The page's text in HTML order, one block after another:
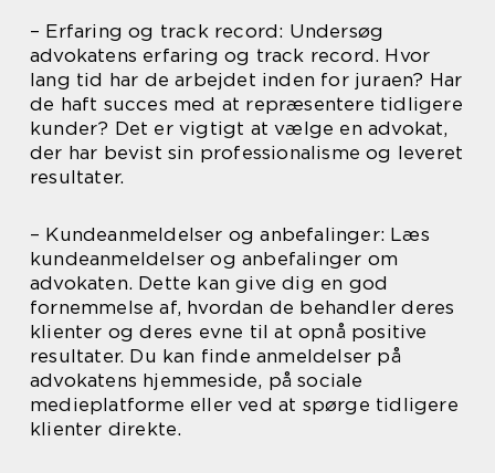
– Erfaring og track record: Undersøg
advokatens erfaring og track record. Hvor
lang tid har de arbejdet inden for juraen? Har
de haft succes med at repræsentere tidligere
kunder? Det er vigtigt at vælge en advokat,
der har bevist sin professionalisme og leveret
resultater.
– Kundeanmeldelser og anbefalinger: Læs
kundeanmeldelser og anbefalinger om
advokaten. Dette kan give dig en god
fornemmelse af, hvordan de behandler deres
klienter og deres evne til at opnå positive
resultater. Du kan finde anmeldelser på
advokatens hjemmeside, på sociale
medieplatforme eller ved at spørge tidligere
klienter direkte.